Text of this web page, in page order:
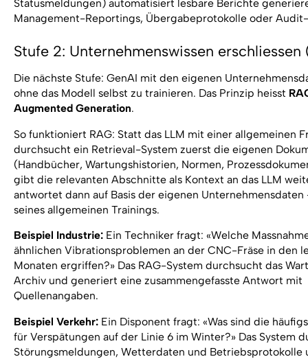
Statusmeldungen) automatisiert lesbare Berichte
Management-Reportings, Übergabeprotokolle oder
Stufe 2: Unternehmenswissen erschliessen
Die nächste Stufe: GenAI mit den eigenen
ohne das Modell selbst zu trainieren. Das Prinzip heisst
Augmented Generation.
So funktioniert RAG: Statt das LLM mit einer allgemeinen
durchsucht ein Retrieval-System zuerst die eigenen
(Handbücher, Wartungshistorien, Normen,
gibt die relevanten Abschnitte als Kontext an das LLM
antwortet dann auf Basis der eigenen Unternehmensdaten
seines allgemeinen Trainings.
Beispiel Industrie:Ein Techniker fragt: «Welche
ähnlichen Vibrationsproblemen an der CNC-Fräse in den
Monaten ergriffen?» Das RAG-System durchsucht das
Archiv und generiert eine zusammengefasste Antwort mit
Quellenangaben.
Beispiel Verkehr:Ein Disponent fragt: «Was sind die
für Verspätungen auf der Linie 6 im Winter?» Das System
Störungsmeldungen, Wetterdaten und Betriebsprotokolle